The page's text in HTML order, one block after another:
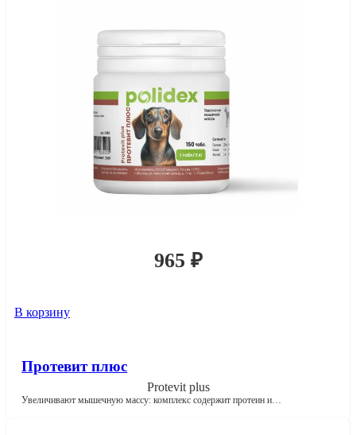
965 ₽
В корзину
Протевит плюс
Protevit plus
Увеличивают мышечную массу: комплекс содержит протеин и…